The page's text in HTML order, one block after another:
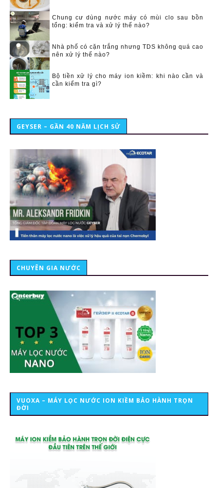
Chung cư dùng nước máy có mùi clo sau bồn
tổng: kiểm tra và xử lý thế nào?
Nhà phố có cặn trắng nhưng TDS không quá cao
nên xử lý thế nào?
Bộ tiền xử lý cho máy ion kiềm: khi nào cần và
cần kiểm tra gì?
GEYSER – GẦN 40 NĂM LỊCH SỬ
CHUYÊN GIA NƯỚC
VUOXA – MÁY LỌC NƯỚC ION KIỀM BẢO HÀNH TRỌN
ĐỜI